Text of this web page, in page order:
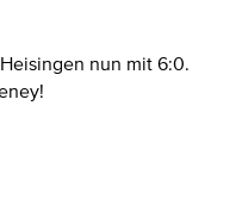
nun mit 6:0.